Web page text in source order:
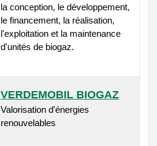
la conception, le développement,
le financement, la réalisation,
l'exploitation et la maintenance
d'unités de biogaz.
VERDEMOBIL BIOGAZ
Valorisation d'énergies
renouvelables